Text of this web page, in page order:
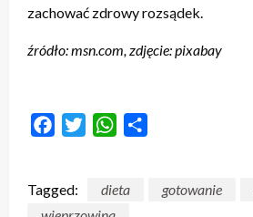
zachować zdrowy rozsądek.
źródło: msn.com, zdjęcie: pixabay
FacebookTwitterWhatsApp
Tagged: dieta gotowanie